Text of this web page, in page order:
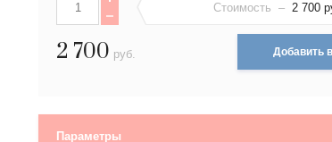
Стоимость – 2 700
2 700 руб. Добавить
Параметры